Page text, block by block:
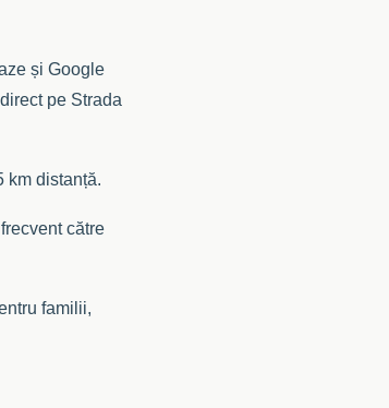
și Google
pe Strada
km distanță.
către
familii,